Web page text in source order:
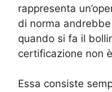
rappresenta
di norma
quando si fa il
certificazione non
Essa consiste